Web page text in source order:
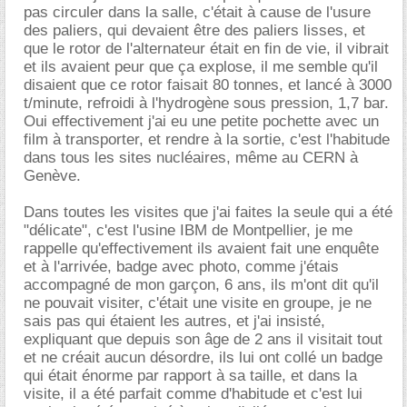
pas circuler dans la salle, c'était à cause de l'usure
des paliers, qui devaient être des paliers lisses, et
que le rotor de l'alternateur était en fin de vie, il vibrait
et ils avaient peur que ça explose, il me semble qu'il
disaient que ce rotor faisait 80 tonnes, et lancé à 3000
t/minute, refroidi à l'hydrogène sous pression, 1,7 bar.
Oui effectivement j'ai eu une petite pochette avec un
film à transporter, et rendre à la sortie, c'est l'habitude
dans tous les sites nucléaires, même au CERN à
Genève.
Dans toutes les visites que j'ai faites la seule qui a été
"délicate", c'est l'usine IBM de Montpellier, je me
rappelle qu'effectivement ils avaient fait une enquête
et à l'arrivée, badge avec photo, comme j'étais
accompagné de mon garçon, 6 ans, ils m'ont dit qu'il
ne pouvait visiter, c'était une visite en groupe, je ne
sais pas qui étaient les autres, et j'ai insisté,
expliquant que depuis son âge de 2 ans il visitait tout
et ne créait aucun désordre, ils lui ont collé un badge
qui était énorme par rapport à sa taille, et dans la
visite, il a été parfait comme d'habitude et c'est lui